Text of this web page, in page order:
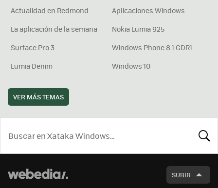
Actualidad en Redmond
Aplicaciones Windows
La aplicación de la semana
Nokia Lumia 925
Surface Pro 3
Windows Phone 8.1 GDR1
Lumia Denim
Windows 10
VER MÁS TEMAS
SUBIR